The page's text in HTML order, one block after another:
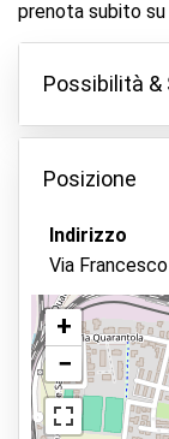
prenota subito su
Possibilità
Tieni le
Stazione
Posizione
Indirizzo
Via
Visualizza
+
−